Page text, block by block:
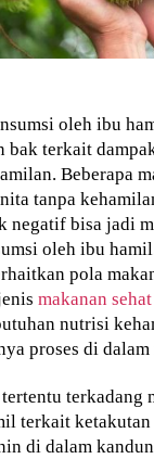
oleh ibu
bak terkait
Beberapa
tanpa
negatif bisa jadi
oleh ibu
pola
makanan
nutrisi
proses di
terkadang
terkait
di dalam